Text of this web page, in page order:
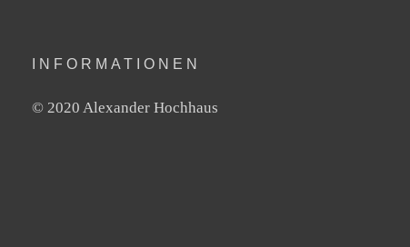
INFORMATIONEN
© 2020 Alexander Hochhaus